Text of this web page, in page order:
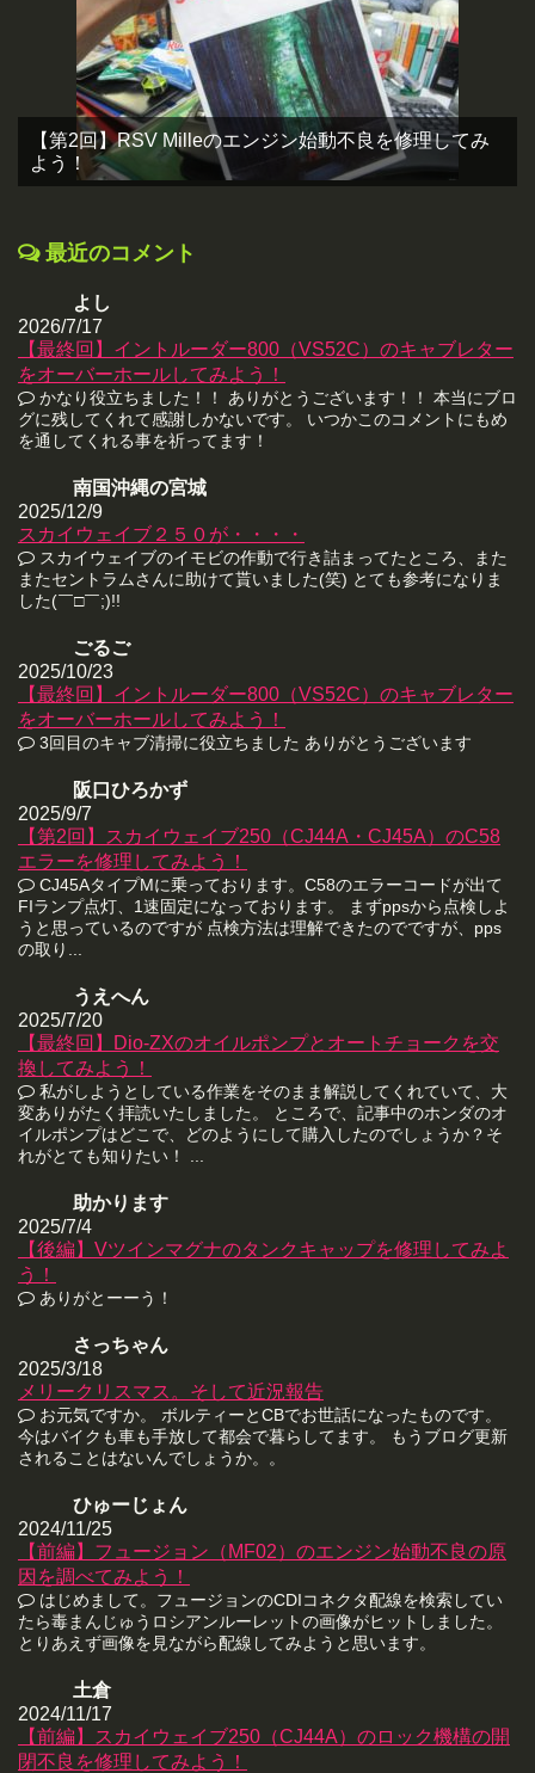
【第2回】RSV Milleのエンジン始動不良を修理してみ
よう！
最近のコメント
よし
2026/7/17
【最終回】イントルーダー800（VS52C）のキャブレター
をオーバーホールしてみよう！
かなり役立ちました！！ ありがとうございます！！ 本当にブロ
グに残してくれて感謝しかないです。 いつかこのコメントにもめ
を通してくれる事を祈ってます！
南国沖縄の宮城
2025/12/9
スカイウェイブ２５０が・・・・
スカイウェイブのイモビの作動で行き詰まってたところ、また
またセントラムさんに助けて貰いました(笑) とても参考になりま
した(￣□￣;)!!
ごるご
2025/10/23
【最終回】イントルーダー800（VS52C）のキャブレター
をオーバーホールしてみよう！
3回目のキャブ清掃に役立ちました ありがとうございます
阪口ひろかず
2025/9/7
【第2回】スカイウェイブ250（CJ44A・CJ45A）のC58
エラーを修理してみよう！
CJ45AタイプMに乗っております。C58のエラーコードが出て
FIランプ点灯、1速固定になっております。 まずppsから点検しよ
うと思っているのですが 点検方法は理解できたのでですが、pps
の取り...
うえへん
2025/7/20
【最終回】Dio-ZXのオイルポンプとオートチョークを交
換してみよう！
私がしようとしている作業をそのまま解説してくれていて、大
変ありがたく拝読いたしました。 ところで、記事中のホンダのオ
イルポンプはどこで、どのようにして購入したのでしょうか？そ
れがとても知りたい！ ...
助かります
2025/7/4
【後編】Vツインマグナのタンクキャップを修理してみよ
う！
ありがとーーう！
さっちゃん
2025/3/18
メリークリスマス。そして近況報告
お元気ですか。 ボルティーとCBでお世話になったものです。
今はバイクも車も手放して都会で暮らしてます。 もうブログ更新
されることはないんでしょうか。。
ひゅーじょん
2024/11/25
【前編】フュージョン（MF02）のエンジン始動不良の原
因を調べてみよう！
はじめまして。フュージョンのCDIコネクタ配線を検索してい
たら毒まんじゅうロシアンルーレットの画像がヒットしました。
とりあえず画像を見ながら配線してみようと思います。
土倉
2024/11/17
【前編】スカイウェイブ250（CJ44A）のロック機構の開
閉不良を修理してみよう！